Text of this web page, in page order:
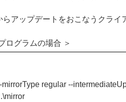
らアップデートをおこなうクラ
ログラムの場合 ＞
mirrorType regular --